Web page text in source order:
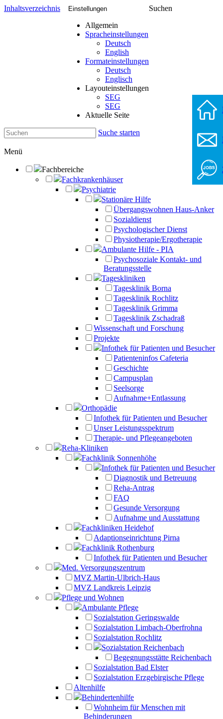
Inhaltsverzeichnis Einstellungen
Allgemein
Spracheinstellungen
Deutsch
English
Formateinstellungen
Deutsch
Englisch
Layouteinstellungen
SEG
SEG
Aktuelle Seite
Suchen
Suche starten
Menü
Fachbereiche
Fachkrankenhäuser
Psychiatrie
Stationäre Hilfe
Übergangswohnen Haus-Anker
Sozialdienst
Psychologischer Dienst
Physiotherapie/Ergotherapie
Ambulante Hilfe - PIA
Psychosoziale Kontakt- und
Beratungsstelle
Tageskliniken
Tagesklinik Borna
Tagesklinik Rochlitz
Tagesklinik Grimma
Tagesklinik Zschadraß
Wissenschaft und Forschung
Projekte
Infothek für Patienten und Besucher
Patienteninfos Cafeteria
Geschichte
Campusplan
Seelsorge
Aufnahme+Entlassung
Orthopädie
Infothek für Patienten und Besucher
Unser Leistungsspektrum
Therapie- und Pflegeangeboten
Reha-Kliniken
Fachklinik Sonnenhöhe
Infothek für Patienten und Besucher
Diagnostik und Betreuung
Reha-Antrag
FAQ
Gesunde Versorgung
Aufnahme und Ausstattung
Fachkliniken Heidehof
Adaptionseinrichtung Pirna
Fachklinik Rothenburg
Infothek für Patienten und Besucher
Med. Versorgungszentrum
MVZ Martin-Ulbrich-Haus
MVZ Landkreis Leipzig
Pflege und Wohnen
Ambulante Pflege
Sozialstation Geringswalde
Sozialstation Limbach-Oberfrohna
Sozialstation Rochlitz
Sozialstation Reichenbach
Begegnungsstätte Reichenbach
Sozialstation Bad Elster
Sozialstation Erzgebirgische Pflege
Altenhilfe
Behindertenhilfe
Wohnheim für Menschen mit
Behinderungen